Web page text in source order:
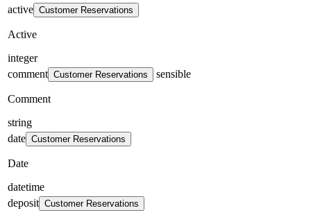
active Customer Reservations
Active
integer
comment Customer Reservations sensible
Comment
string
date Customer Reservations
Date
datetime
deposit Customer Reservations